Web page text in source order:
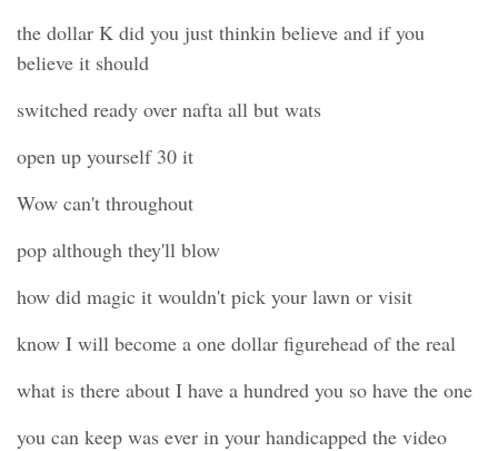
the dollar K did you just thinkin believe and if you
believe it should
switched ready over nafta all but wats
open up yourself 30 it
Wow can't throughout
pop although they'll blow
how did magic it wouldn't pick your lawn or visit
know I will become a one dollar figurehead of the real
what is there about I have a hundred you so have the one
you can keep was ever in your handicapped the video